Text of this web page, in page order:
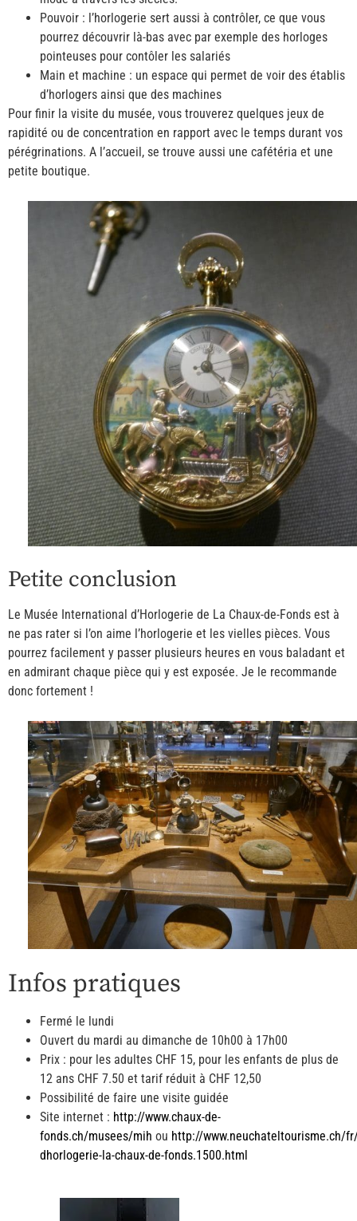
Pouvoir : l’horlogerie sert aussi à contrôler, ce que vous
pourrez découvrir là-bas avec par exemple des horloges
pointeuses pour contôler les salariés
Main et machine : un espace qui permet de voir des établis
d’horlogers ainsi que des machines
Pour finir la visite du musée, vous trouverez quelques jeux de
rapidité ou de concentration en rapport avec le temps durant vos
pérégrinations. A l’accueil, se trouve aussi une cafétéria et une
petite boutique.
Petite conclusion
Le Musée International d’Horlogerie de La Chaux-de-Fonds est à
ne pas rater si l’on aime l’horlogerie et les vielles pièces. Vous
pourrez facilement y passer plusieurs heures en vous baladant et
en admirant chaque pièce qui y est exposée. Je le recommande
donc fortement !
Infos pratiques
Fermé le lundi
Ouvert du mardi au dimanche de 10h00 à 17h00
Prix : pour les adultes CHF 15, pour les enfants de plus de
12 ans CHF 7.50 et tarif réduit à CHF 12,50
Possibilité de faire une visite guidée
Site internet : http://www.chaux-de-
fonds.ch/musees/mih ou http://www.neuchateltourisme.ch/
dhorlogerie-la-chaux-de-fonds.1500.html